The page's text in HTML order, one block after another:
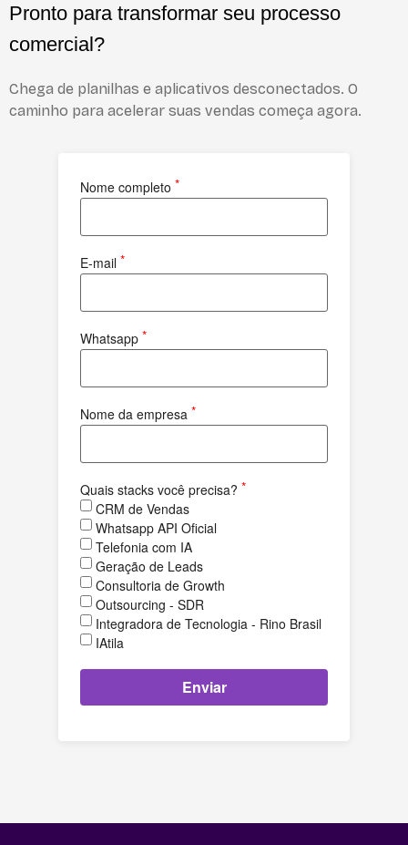
Pronto para transformar seu processo
comercial?
Chega de planilhas e aplicativos desconectados. O
caminho para acelerar suas vendas começa agora.
Nome completo *
E-mail *
Whatsapp *
Nome da empresa *
Quais stacks você precisa? *
CRM de Vendas
Whatsapp API Oficial
Telefonia com IA
Geração de Leads
Consultoria de Growth
Outsourcing - SDR
Integradora de Tecnologia - Rino Brasil
IAtila
Enviar